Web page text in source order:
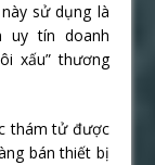
sử dụng là
uy tín doanh
xấu” thương
thám tử được
bán thiết bị